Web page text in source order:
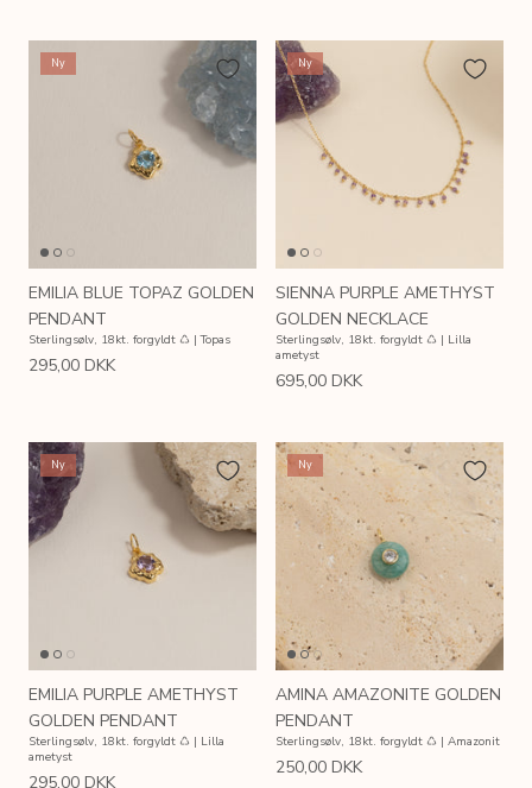
Ny
EMILIA BLUE TOPAZ GOLDEN
PENDANT
Sterlingsølv, 18kt. forgyldt ♺ | Topas
295,00 DKK
Ny
SIENNA PURPLE AMETHYST
GOLDEN NECKLACE
Sterlingsølv, 18kt. forgyldt ♺ | Lilla
ametyst
695,00 DKK
Ny
EMILIA PURPLE AMETHYST
GOLDEN PENDANT
Sterlingsølv, 18kt. forgyldt ♺ | Lilla
ametyst
295,00 DKK
Ny
AMINA AMAZONITE GOLDEN
PENDANT
Sterlingsølv, 18kt. forgyldt ♺ | Amazonit
250,00 DKK